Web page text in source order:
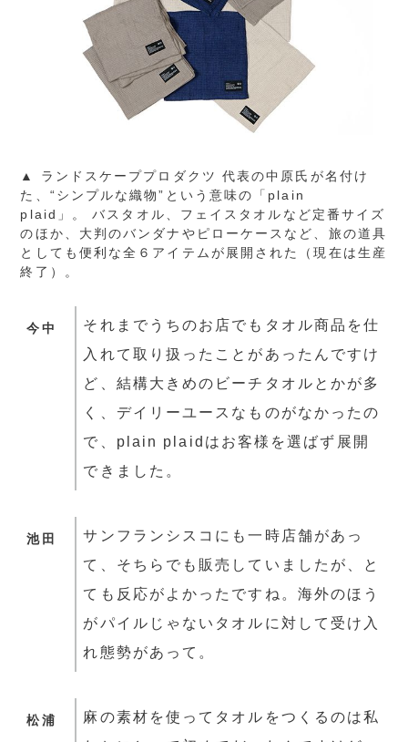
▲ ランドスケーププロダクツ 代表の中原氏が名付け
た、“シンプルな織物”という意味の「plain
plaid」。 バスタオル、フェイスタオルなど定番サイズ
のほか、大判のバンダナやピローケースなど、旅の道具
としても便利な全６アイテムが展開された（現在は生産
終了）。
今中
それまでうちのお店でもタオル商品を仕
入れて取り扱ったことがあったんですけ
ど、結構大きめのビーチタオルとかが多
く、デイリーユースなものがなかったの
で、plain plaidはお客様を選ばず展開
できました。
池田
サンフランシスコにも一時店舗があっ
て、そちらでも販売していましたが、と
ても反応がよかったですね。海外のほう
がパイルじゃないタオルに対して受け入
れ態勢があって。
松浦
麻の素材を使ってタオルをつくるのは私